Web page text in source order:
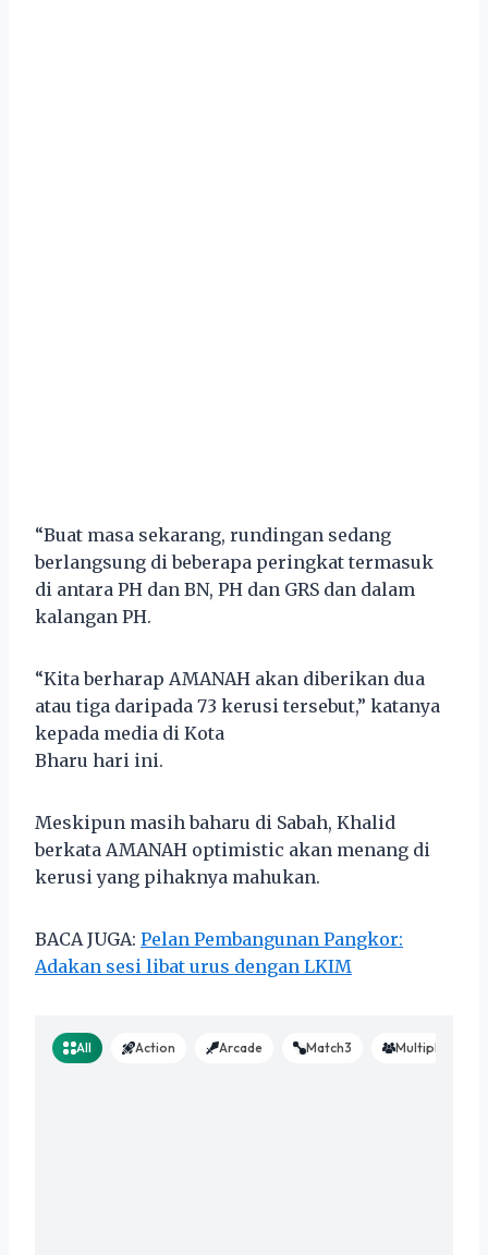
“Buat masa sekarang, rundingan sedang
berlangsung di beberapa peringkat termasuk
di antara PH dan BN, PH dan GRS dan dalam
kalangan PH.
“Kita berharap AMANAH akan diberikan dua
atau tiga daripada 73 kerusi tersebut,” katanya
kepada media di Kota
Bharu hari ini.
Meskipun masih baharu di Sabah, Khalid
berkata AMANAH optimistic akan menang di
kerusi yang pihaknya mahukan.
BACA JUGA: Pelan Pembangunan Pangkor:
Adakan sesi libat urus dengan LKIM